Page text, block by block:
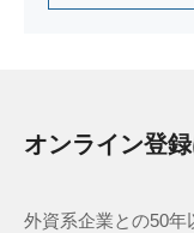
オンライン登
外資系企業との50年